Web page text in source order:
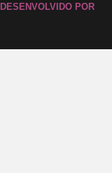
DESENVOLVIDO POR